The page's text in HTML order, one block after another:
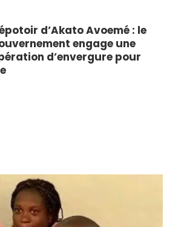
d’Akato Avoemé : le
engage une
d’envergure pour